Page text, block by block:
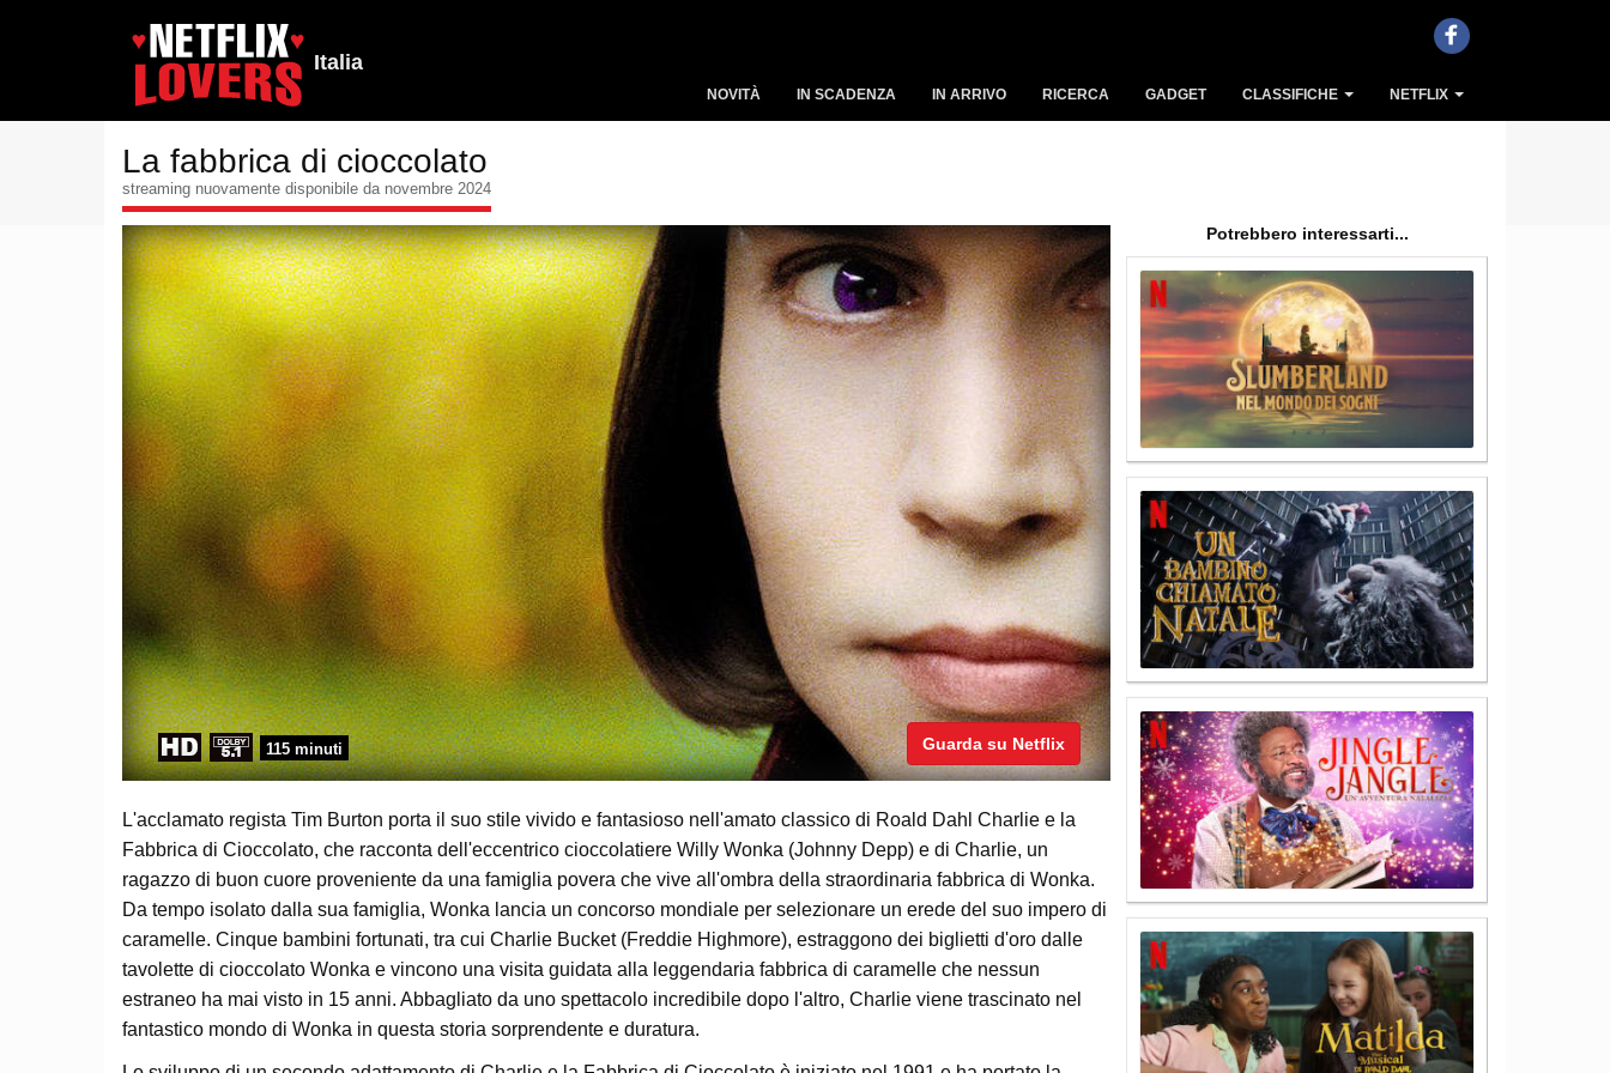
Italia
NOVITÀ IN SCADENZA IN ARRIVO RICERCA GADGET CLASSIFICHE NETFLIX
La fabbrica di cioccolato
streaming nuovamente disponibile da novembre 2024
115 minuti Guarda su Netflix
L'acclamato regista Tim Burton porta il suo stile vivido e fantasioso nell'amato classico di Roald Dahl Charlie e la
Fabbrica di Cioccolato, che racconta dell'eccentrico cioccolatiere Willy Wonka (Johnny Depp) e di Charlie, un
ragazzo di buon cuore proveniente da una famiglia povera che vive all'ombra della straordinaria fabbrica di Wonka.
Da tempo isolato dalla sua famiglia, Wonka lancia un concorso mondiale per selezionare un erede del suo impero di
caramelle. Cinque bambini fortunati, tra cui Charlie Bucket (Freddie Highmore), estraggono dei biglietti d'oro dalle
tavolette di cioccolato Wonka e vincono una visita guidata alla leggendaria fabbrica di caramelle che nessun
estraneo ha mai visto in 15 anni. Abbagliato da uno spettacolo incredibile dopo l'altro, Charlie viene trascinato nel
fantastico mondo di Wonka in questa storia sorprendente e duratura.
Potrebbero interessarti...